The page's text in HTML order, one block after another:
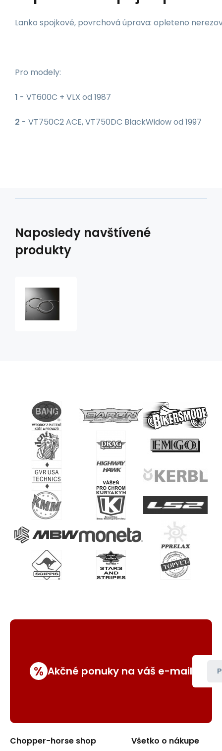
Lanko spojkové, povrchová úprava: opleteno
Pro modely:
1 - VT600C + VLX od 1987
2 - VT750C2 ACE, VT750DC BlackWidow od 1997
Naposledy navštívené
produkty
% Akčné ponuky na váš e-mail
Chopper-horse shop Všetko o nákupe